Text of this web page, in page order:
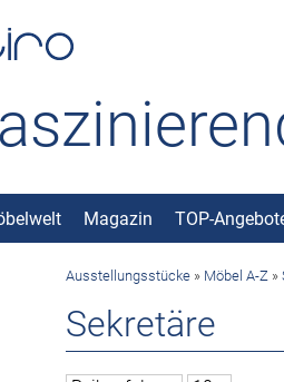
Magazin TOP-
Ausstellungsstücke » Möbel A-Z »
Sekretäre